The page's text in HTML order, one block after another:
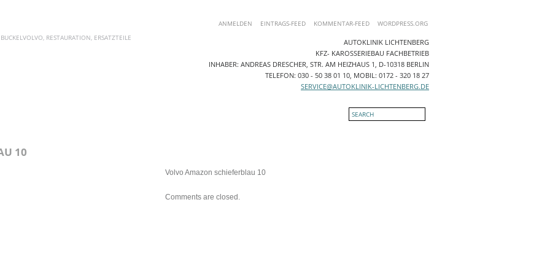
RESTAURATION, ERSATZTEILE
ANMELDEN EINTRAGS-FEED KOMMENTAR-FEED WORDPRESS.ORG
AUTOKLINIK LICHTENBERG
KFZ- KAROSSERIEBAU FACHBETRIEB
INHABER: ANDREAS DRESCHER, STR. AM HEIZHAUS 1, D-10318 BERLIN
TELEFON: 030 - 50 38 01 10, MOBIL: 0172 - 320 18 27
SERVICE@AUTOKLINIK-LICHTENBERG.DE
10
Volvo Amazon schieferblau 10
Comments are closed.